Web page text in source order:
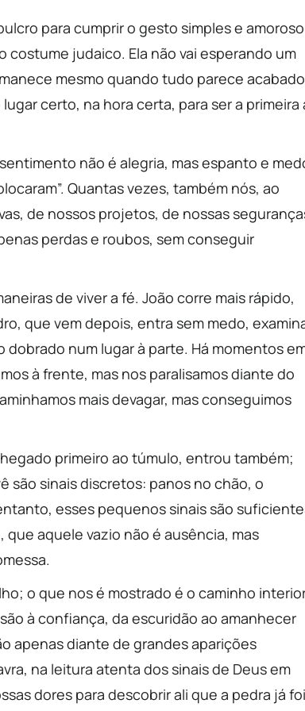
para cumprir o gesto simples e amoroso
costume judaico. Ela não vai esperando um
mesmo quando tudo parece
certo, na hora certa, para ser a primeira
não é alegria, mas espanto e
Quantas vezes, também nós, ao
de nossos projetos, de nossas
perdas e roubos, sem conseguir
de viver a fé. João corre mais rápido,
que vem depois, entra sem medo,
num lugar à parte. Há momentos
à frente, mas nos paralisamos diante do
mais devagar, mas conseguimos
primeiro ao túmulo, entrou também;
são sinais discretos: panos no chão, o
esses pequenos sinais são
aquele vazio não é ausência, mas
o que nos é mostrado é o caminho
à confiança, da escuridão ao amanhecer
apenas diante de grandes aparições
na leitura atenta dos sinais de Deus em
dores para descobrir ali que a pedra já foi